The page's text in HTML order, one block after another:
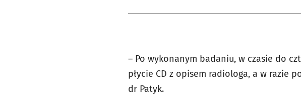
– Po wykonanym badaniu, w czasie do
płycie CD z opisem radiologa, a w razie
dr Patyk.